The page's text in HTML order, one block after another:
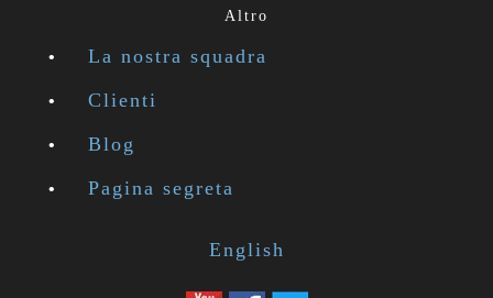
Altro
La nostra squadra
Clienti
Blog
Pagina segreta
English